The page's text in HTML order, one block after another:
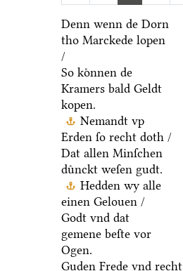
Denn wenn de Dorn
tho Marckede lopen
/
So koͤnnen de
Kramers bald Geldt
kopen.
Nemandt vp
Erden ſo recht doth /
Dat allen Minſchen
duͤnckt weſen gudt.
Hedden wy alle
einen Gelouen /
Godt vnd dat
gemene beſte vor
Ogen.
Guden Frede vnd recht